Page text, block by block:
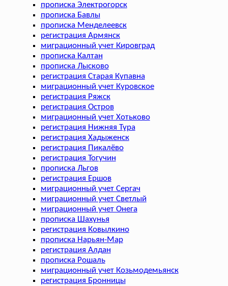
прописка Электрогорск
прописка Бавлы
прописка Менделеевск
регистрация Армянск
миграционный учет Кировград
прописка Калтан
прописка Лысково
регистрация Старая Купавна
миграционный учет Куровское
регистрация Ряжск
регистрация Остров
миграционный учет Хотьково
регистрация Нижняя Тура
регистрация Хадыженск
регистрация Пикалёво
регистрация Тогучин
прописка Льгов
регистрация Ершов
миграционный учет Сергач
миграционный учет Светлый
миграционный учет Онега
прописка Шахунья
регистрация Ковылкино
прописка Нарьян-Мар
регистрация Алдан
прописка Рошаль
миграционный учет Козьмодемьянск
регистрация Бронницы